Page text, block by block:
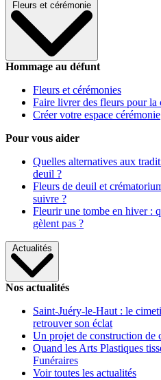
Fleurs et cérémonie
Hommage au défunt
Fleurs et cérémonies
Faire livrer des fleurs pour la
Créer votre espace cérémonie
Pour vous aider
Quelles alternatives aux
deuil ?
Fleurs de deuil et
suivre ?
Fleurir une tombe en hiver :
gèlent pas ?
Actualités
Nos actualités
Saint-Juéry-le-Haut : le
retrouver son éclat
Un projet de construction de
Quand les Arts Plastiques
Funéraires
Voir toutes les actualités